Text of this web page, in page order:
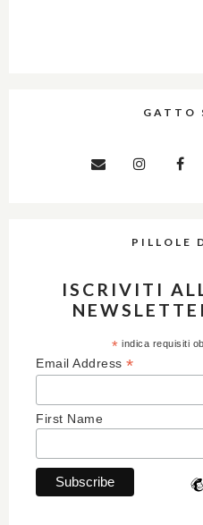
GATTO
PILLOLE
ISCRIVITI
* indica requisiti
Email Address *
First Name